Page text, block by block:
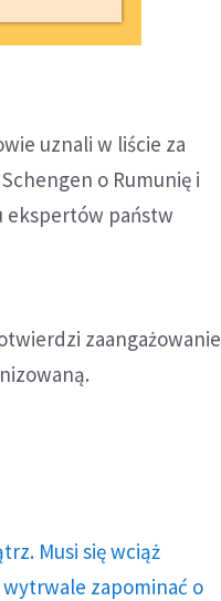
uznali w liście za
o Rumunię i
ekspertów państw
zaangażowanie
Musi się wciąż
zapominać o